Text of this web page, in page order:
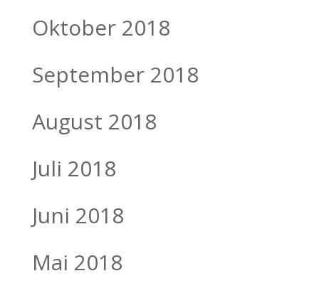
Oktober 2018
September 2018
August 2018
Juli 2018
Juni 2018
Mai 2018